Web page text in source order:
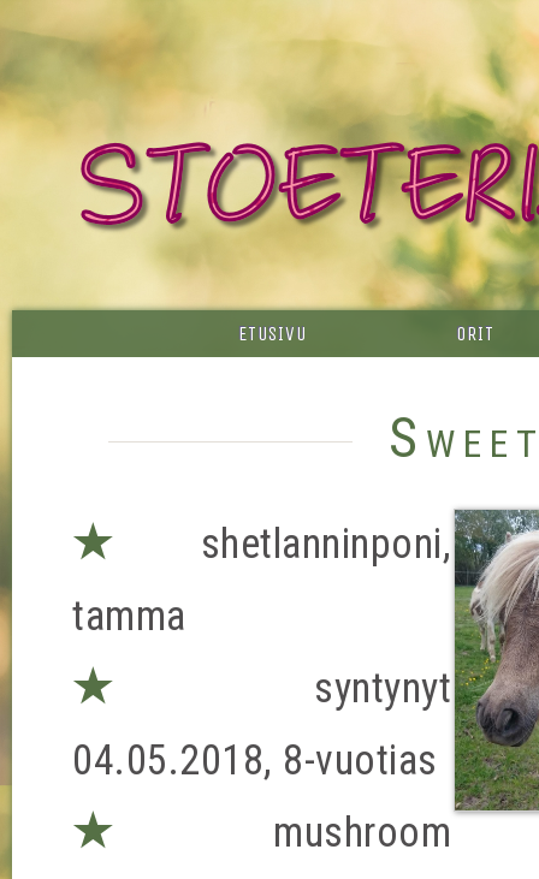
ETUSIVU ORIT
★
shetlanninponi,
tamma
★
syntynyt
04.05.2018, 8-vuotias
★
mushroom